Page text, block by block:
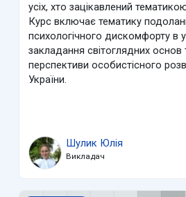
усіх, хто зацікавлений
Курс включає тематику
психологічного дискомфорту в
закладання світоглядних
перспективи особистісного
України.
Шулик Юлія
Викладач